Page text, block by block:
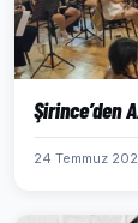
Şirince’den
24 Temmuz